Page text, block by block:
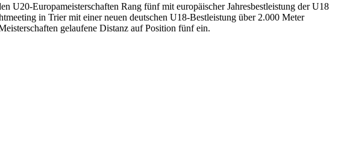
U20-Europameisterschaften Rang fünf mit europäischer Jahresbestleistung der U18
in Trier mit einer neuen deutschen U18-Bestleistung über 2.000 Meter
gelaufene Distanz auf Position fünf ein.